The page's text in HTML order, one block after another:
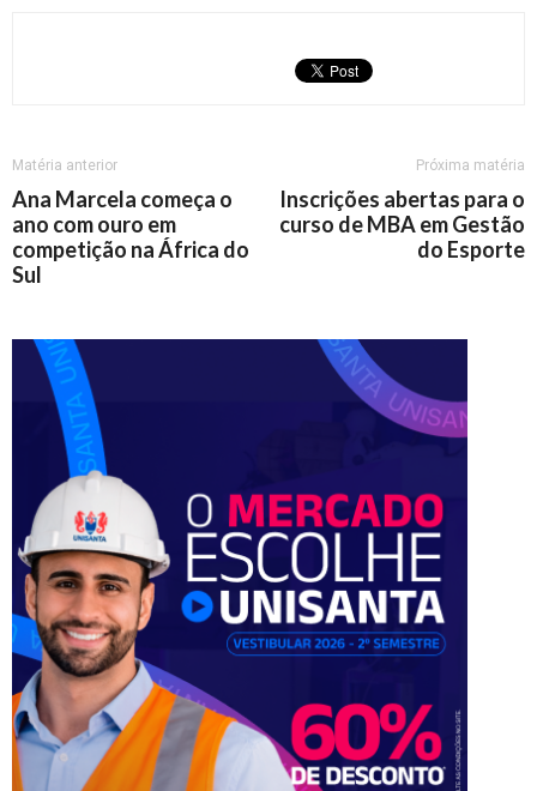
Matéria anterior
Ana Marcela começa o
ano com ouro em
competição na África do
Sul
Próxima matéria
Inscrições abertas para o
curso de MBA em Gestão
do Esporte